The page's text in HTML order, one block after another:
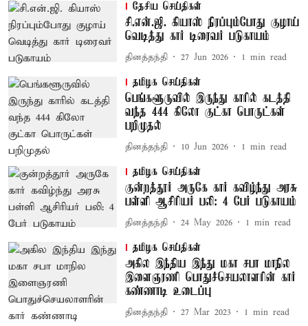
தேசிய செய்திகள்
சி.என்.ஜி. கியாஸ் நிரப்பும்போது குழாய்
வெடித்து கார் டிரைவர் படுகாயம்
தினத்தந்தி 27 Jun 2026 1 min read
தமிழக செய்திகள்
பெங்களூருவில் இருந்து காரில் கடத்தி
வந்த 444 கிலோ குட்கா பொருட்கள்
பறிமுதல்
தினத்தந்தி 10 Jun 2026 1 min read
தமிழக செய்திகள்
குன்றத்தூர் அருகே கார் கவிழ்ந்து அரசு
பள்ளி ஆசிரியர் பலி: 4 பேர் படுகாயம்
தினத்தந்தி 24 May 2026 1 min read
தமிழக செய்திகள்
அகில இந்திய இந்து மகா சபா மாநில
இளைஞரணி பொதுச்செயலாளரின் கார்
கண்ணாடி உடைப்பு
தினத்தந்தி 27 Mar 2023 1 min read